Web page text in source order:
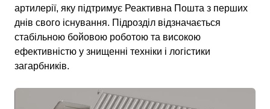
артилерії, яку підтримує Реактивна Пошта з перших
днів свого існування. Підрозділ відзначається
стабільною бойовою роботою та високою
ефективністю у знищенні техніки і логістики
загарбників.